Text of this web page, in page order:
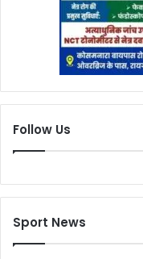
Follow Us
Sport News